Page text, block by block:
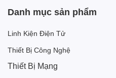
Danh mục sản phẩm
Linh Kiện Điện Tử
Thiết Bị Công Nghệ
Thiết Bị Mạng